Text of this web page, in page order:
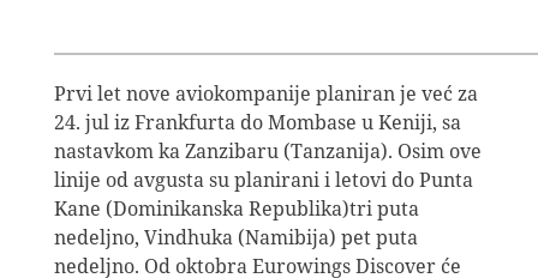
Prvi let nove aviokompanije planiran je već za
24. jul iz Frankfurta do Mombase u Keniji, sa
nastavkom ka Zanzibaru (Tanzanija). Osim ove
linije od avgusta su planirani i letovi do Punta
Kane (Dominikanska Republika)tri puta
nedeljno, Vindhuka (Namibija) pet puta
nedeljno. Od oktobra Eurowings Discover će